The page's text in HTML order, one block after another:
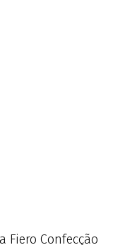
Fiero Confecção